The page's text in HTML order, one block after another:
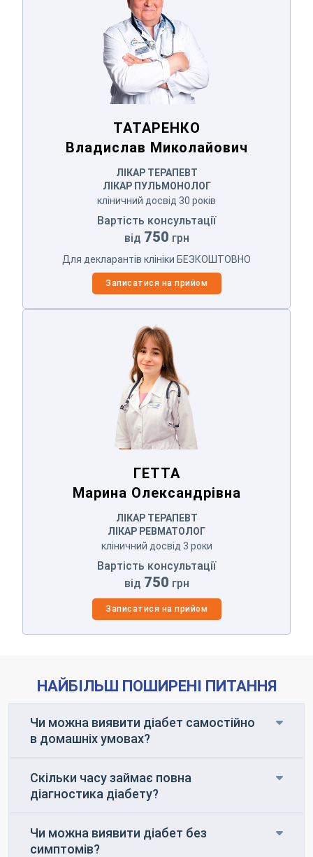
ТАТАРЕНКО
Владислав Миколайович
ЛІКАР ТЕРАПЕВТ
ЛІКАР ПУЛЬМОНОЛОГ
кліничний досвід 30 років
Вартість консультації
від 750 грн
Для декларантів клініки БЕЗКОШТОВНО
Записатися на прийом
ГЕТТА
Марина Олександрівна
ГЕТТА
Марина Олександрівна
ЛІКАР ТЕРАПЕВТ
ЛІКАР РЕВМАТОЛОГ
кліничний досвід 3 роки
Вартість консультації
від 750 грн
Записатися на прийом
НАЙБІЛЬШ ПОШИРЕНІ ПИТАННЯ
Чи можна виявити діабет самостійно
в домашніх умовах?
Скільки часу займає повна
діагностика діабету?
Чи можна виявити діабет без
симптомів?
Надіслати
Відправляючи данні я даю згоду наобробку персональних
Оператор зателефонує Вам найближчим
часом.